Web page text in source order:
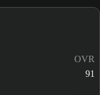
OVR
91